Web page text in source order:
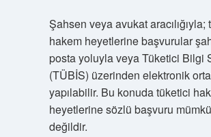
Şahsen veya avukat aracılığıyla;
hakem heyetlerine başvurular
posta yoluyla veya Tüketici Bilgi
(TÜBİS) üzerinden elektronik
yapılabilir. Bu konuda tüketici
heyetlerine sözlü başvuru
değildir.